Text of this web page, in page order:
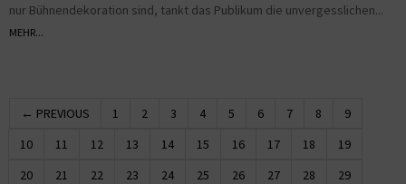
nur Bühnendekoration sind, tankt das Publikum die unvergesslichen...
MEHR...
← PREVIOUS 1 2 3 4 5 6 7 8
9
10
11 12 13 14 15 16 17 18
19
20
21 22 23 24 25 26 27 28
29